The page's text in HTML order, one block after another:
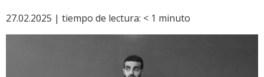
27.02.2025 | tiempo de lectura: < 1 minuto